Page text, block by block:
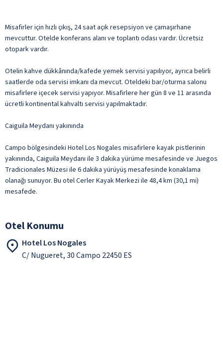
Misafirler için hızlı çıkış, 24 saat açık resepsiyon ve çamaşırhane
mevcuttur. Otelde konferans alanı ve toplantı odası vardır. Ücretsiz
otopark vardır.
Otelin kahve dükkânında/kafede yemek servisi yapılıyor, ayrıca belirli
saatlerde oda servisi imkanı da mevcut. Oteldeki bar/oturma salonu
misafirlere içecek servisi yapıyor. Misafirlere her gün 8 ve 11 arasında
ücretli kontinental kahvaltı servisi yapılmaktadır.
Caiguila Meydanı yakınında
Campo bölgesindeki Hotel Los Nogales misafirlere kayak pistlerinin
yakınında, Caiguila Meydanı ile 3 dakika yürüme mesafesinde ve Juegos
Tradicionales Müzesi ile 6 dakika yürüyüş mesafesinde konaklama
olanağı sunuyor. Bu otel Cerler Kayak Merkezi ile 48,4 km (30,1 mi)
mesafede.
Otel Konumu
Hotel Los Nogales
C/ Nugueret, 30 Campo 22450 ES